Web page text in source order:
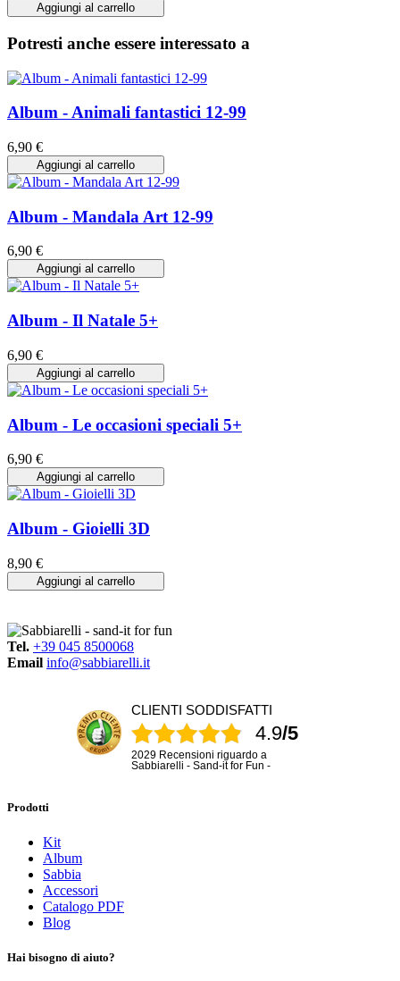
Aggiungi al carrello
Potresti anche essere interessato a
Album - Animali fantastici 12-99
6,90 €
Aggiungi al carrello
Album - Mandala Art 12-99
6,90 €
Aggiungi al carrello
Album - Il Natale 5+
6,90 €
Aggiungi al carrello
Album - Le occasioni speciali 5+
6,90 €
Aggiungi al carrello
Album - Gioielli 3D
8,90 €
Aggiungi al carrello
Tel. +39 045 8500068
Email info@sabbiarelli.it
CLIENTI SODDISFATTI
4.9/5
2029 Recensioni riguardo a
Sabbiarelli - Sand-it for Fun -
Prodotti
Kit
Album
Sabbia
Accessori
Catalogo PDF
Blog
Hai bisogno di aiuto?